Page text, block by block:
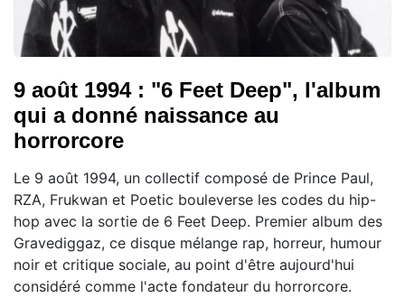
9 août 1994 : "6 Feet Deep", l'album
qui a donné naissance au
horrorcore
Le 9 août 1994, un collectif composé de Prince Paul,
RZA, Frukwan et Poetic bouleverse les codes du hip-
hop avec la sortie de 6 Feet Deep. Premier album des
Gravediggaz, ce disque mélange rap, horreur, humour
noir et critique sociale, au point d'être aujourd'hui
considéré comme l'acte fondateur du horrorcore.